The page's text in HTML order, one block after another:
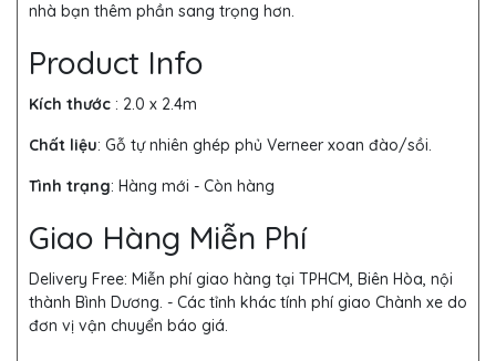
nhà bạn thêm phần sang trọng hơn.
Product Info
Kích thước : 2.0 x 2.4m
Chất liệu: Gỗ tự nhiên ghép phủ Verneer xoan đào/sồi.
Tình trạng: Hàng mới - Còn hàng
Giao Hàng Miễn Phí
Delivery Free: Miễn phí giao hàng tại TPHCM, Biên Hòa, nội
thành Bình Dương. - Các tỉnh khác tính phí giao Chành xe do
đơn vị vận chuyển báo giá.